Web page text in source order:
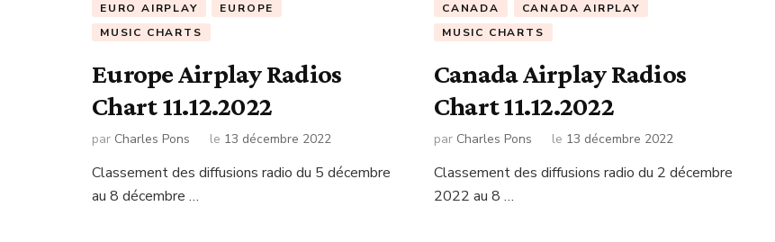
EURO AIRPLAY
EUROPE
MUSIC CHARTS
Europe Airplay Radios
Chart 11.12.2022
par Charles Pons le 13 décembre 2022
Classement des diffusions radio du 5 décembre
au 8 décembre …
CANADA
CANADA AIRPLAY
MUSIC CHARTS
Canada Airplay Radios
Chart 11.12.2022
par Charles Pons le 13 décembre 2022
Classement des diffusions radio du 2 décembre
2022 au 8 …